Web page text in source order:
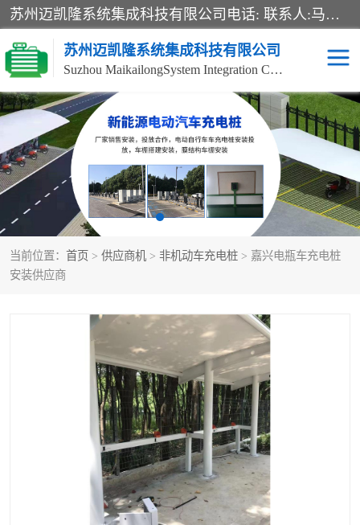
苏州迈凯隆系统集成科技有限公司电话: 联系人:马杰森 销售安装视频监控、报警系统、电话交换机、门禁考勤、巡更系统、呼叫对讲系统、停车场道闸、智能家居、广播系统、综合布线、办公设备、电子商务软件、网络工程、酒店门锁系列 系统集成、VOD视频点播、LED显示屏、节能产品、USP电源、收银机等弱电及智能化项目。
苏州迈凯隆系统集成科技有限公司
Suzhou MaikailongSystem Integration Co., Ltd.
当前位置： 首页 > 供应商机 > 非机动车充电桩 > 嘉兴电瓶车充电桩
安装供应商
非机动车充电桩 电瓶车充电桩
电动自行车充电桩 两轮电动车充电桩
充电桩